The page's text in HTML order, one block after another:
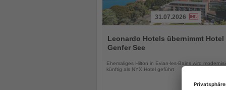
Sie
die
31.07.2026
Leonardo Hotels übernimmt Hotel
Genfer See
Ehemaliges Hilton in Evian-les-Bains wird
künftig als NYX Hotel geführt